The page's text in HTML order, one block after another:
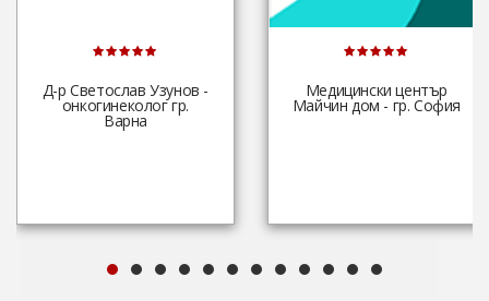
Д-р Светослав Узунов -
онкогинеколог гр.
Варна
Медицински център
Майчин дом - гр. София